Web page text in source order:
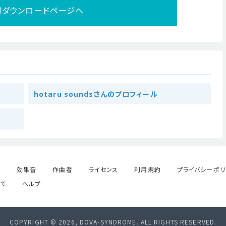
ウンロードページへ
hotaru soundsさんのプロフィール
効果音 作曲者 ライセンス 利用規約 プライバシーポ
ヘルプ
COPYRIGHT © 2026, DOVA-SYNDROME. ALL RIGHTS RESERVED.